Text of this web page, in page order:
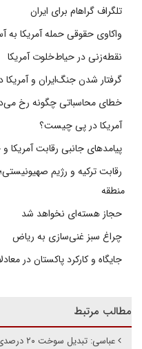
تلگراف گراهام برای ایران
واکاوی حقوقی حمله آمریکا به
نقطه‌زنی در حیاط‌خلوت آمریکا
گرفتار شدن جنگ‌ایران و
خطای محاسباتی چگونه رخ
آمریکا در پی چیست؟
پیامدهای جانبی رقابت آمریکا
رقابت ترکیه و رژیم
منطقه
حجاز هسته‌ای نخواهد شد
چراغ سبز غنی‌سازی به ریاض
جایگاه و کارکرد پاکستان در
مطالب مرتبط
عباسی: تبدیل سوخت ۲۰ درصدی به پودر عقبگرد نیست